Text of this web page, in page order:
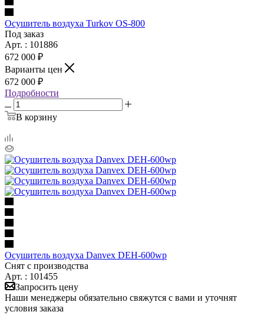
Осушитель воздуха Turkov OS-800
Под заказ
Арт. : 101886
672 000 ₽
Варианты цен
672 000 ₽
Подробности
В корзину
Осушитель воздуха Danvex DEH-600wp
Снят с производства
Арт. : 101455
Запросить цену
Наши менеджеры обязательно свяжутся с вами и уточнят
условия заказа